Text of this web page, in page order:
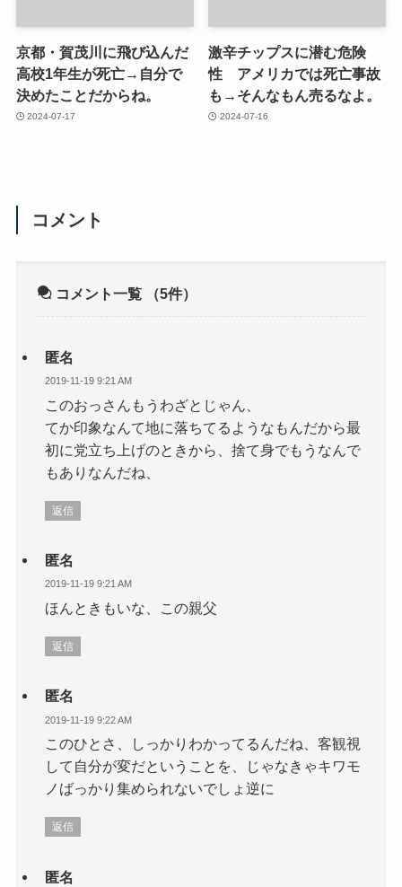
京都・賀茂川に飛び込んだ
高校1年生が死亡→自分で
決めたことだからね。
2024-07-17
激辛チップスに潜む危険
性 アメリカでは死亡事故
も→そんなもん売るなよ。
2024-07-16
コメント
コメント一覧 （5件）
匿名
2019-11-19 9:21 AM
このおっさんもうわざとじゃん、
てか印象なんて地に落ちてるようなもんだから最
初に党立ち上げのときから、捨て身でもうなんで
もありなんだね、
返信
匿名
2019-11-19 9:21 AM
ほんときもいな、この親父
返信
匿名
2019-11-19 9:22 AM
このひとさ、しっかりわかってるんだね、客観視
して自分が変だということを、じゃなきゃキワモ
ノばっかり集められないでしょ逆に
返信
匿名